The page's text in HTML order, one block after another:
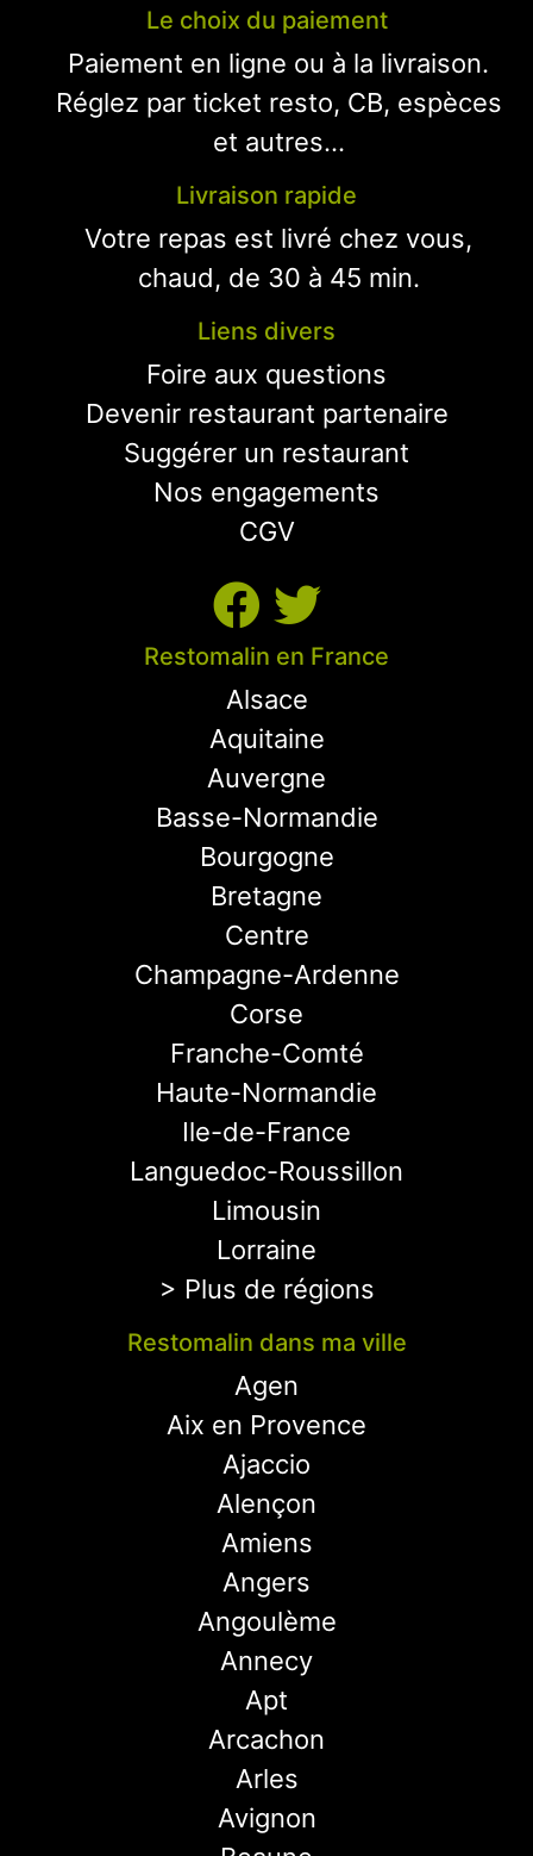
Le choix du paiement
Paiement en ligne ou à la livraison.
Réglez par ticket resto, CB, espèces
et autres...
Livraison rapide
Votre repas est livré chez vous,
chaud, de 30 à 45 min.
Liens divers
Foire aux questions
Devenir restaurant partenaire
Suggérer un restaurant
Nos engagements
CGV
Restomalin en France
Alsace
Aquitaine
Auvergne
Basse-Normandie
Bourgogne
Bretagne
Centre
Champagne-Ardenne
Corse
Franche-Comté
Haute-Normandie
Ile-de-France
Languedoc-Roussillon
Limousin
Lorraine
> Plus de régions
Restomalin dans ma ville
Agen
Aix en Provence
Ajaccio
Alençon
Amiens
Angers
Angoulème
Annecy
Apt
Arcachon
Arles
Avignon